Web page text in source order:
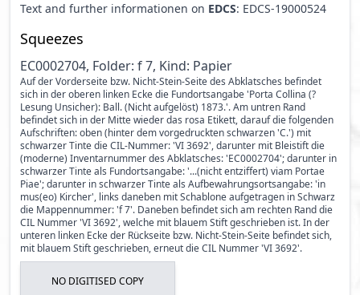
Text and further informationen on EDCS: EDCS-19000524
Squeezes
EC0002704, Folder: f 7, Kind: Papier
Auf der Vorderseite bzw. Nicht-Stein-Seite des Abklatsches befindet
sich in der oberen linken Ecke die Fundortsangabe 'Porta Collina (?
Lesung Unsicher): Ball. (Nicht aufgelöst) 1873.'. Am untren Rand
befindet sich in der Mitte wieder das rosa Etikett, darauf die folgenden
Aufschriften: oben (hinter dem vorgedruckten schwarzen 'C.') mit
schwarzer Tinte die CIL-Nummer: 'VI 3692', darunter mit Bleistift die
(moderne) Inventarnummer des Abklatsches: 'EC0002704'; darunter in
schwarzer Tinte als Fundortsangabe: '...(nicht entziffert) viam Portae
Piae'; darunter in schwarzer Tinte als Aufbewahrungsortsangabe: 'in
mus(eo) Kircher', links daneben mit Schablone aufgetragen in Schwarz
die Mappennummer: 'f 7'. Daneben befindet sich am rechten Rand die
CIL Nummer 'VI 3692', welche mit blauem Stift geschrieben ist. In der
unteren linken Ecke der Rückseite bzw. Nicht-Stein-Seite befindet sich,
mit blauem Stift geschrieben, erneut die CIL Nummer 'VI 3692'.
NO DIGITISED COPY